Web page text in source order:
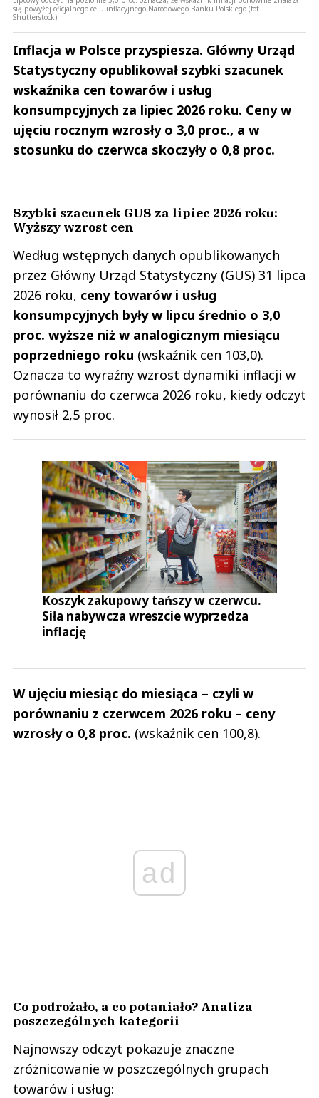
This comment was minimized by the moderator on the site
Dodawaliby 2 i 5 zł bo tych wciąż brakuje. A najgorzej jest z 20 gr wszyscy je
mają i nikt ich nie chce...
Ania _ S
Odpowiedz
0
0
Nie znaleziono komentarzy
Zostaw swoje komentarze
Imię (Wymagane)
Anuluj
się powyżej oficjalnego celu inflacyjnego Narodowego Banku Polskiego (fot.
Shutterstock)
Inflacja w Polsce przyspiesza. Główny Urząd
Statystyczny opublikował szybki szacunek
wskaźnika cen towarów i usług
konsumpcyjnych za lipiec 2026 roku. Ceny w
ujęciu rocznym wzrosły o 3,0 proc., a w
stosunku do czerwca skoczyły o 0,8 proc.
Szybki szacunek GUS za lipiec 2026 roku:
Wyższy wzrost cen
Według wstępnych danych opublikowanych
przez Główny Urząd Statystyczny (GUS) 31 lipca
2026 roku, ceny towarów i usług
konsumpcyjnych były w lipcu średnio o 3,0
proc. wyższe niż w analogicznym miesiącu
poprzedniego roku (wskaźnik cen 103,0).
Oznacza to wyraźny wzrost dynamiki inflacji w
porównaniu do czerwca 2026 roku, kiedy odczyt
wynosił 2,5 proc.
Koszyk zakupowy tańszy w czerwcu.
Siła nabywcza wreszcie wyprzedza
inflację
W ujęciu miesiąc do miesiąca – czyli w
porównaniu z czerwcem 2026 roku – ceny
wzrosły o 0,8 proc. (wskaźnik cen 100,8).
ad
Co podrożało, a co potaniało? Analiza
poszczególnych kategorii
Najnowszy odczyt pokazuje znaczne
zróżnicowanie w poszczególnych grupach
towarów i usług: